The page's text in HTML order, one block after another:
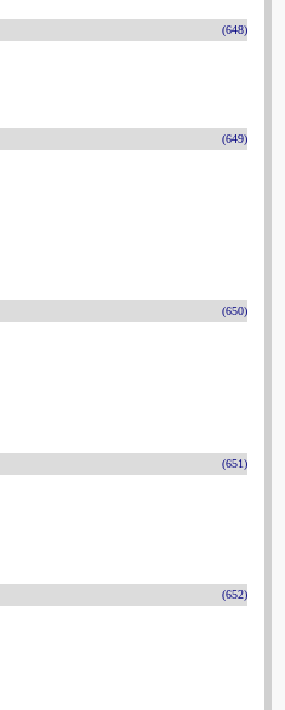
(648)
(649)
(650)
(651)
(652)